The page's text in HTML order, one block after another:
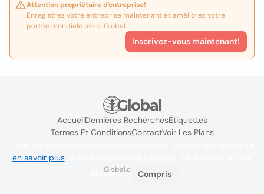
Attention propriétaire d'entreprise!
Enregistrez votre entreprise maintenant et améliorez votre
portée mondiale avec iGlobal.
Inscrivez-vous maintenant!
AccueilDernières RecherchesÉtiquettes
Termes Et ConditionsContactVoir Les Plans
iGlobal.co @ 2024
en savoir plus. Si vous continuez à naviguer, vous acceptez leur
utilisation.
Compris